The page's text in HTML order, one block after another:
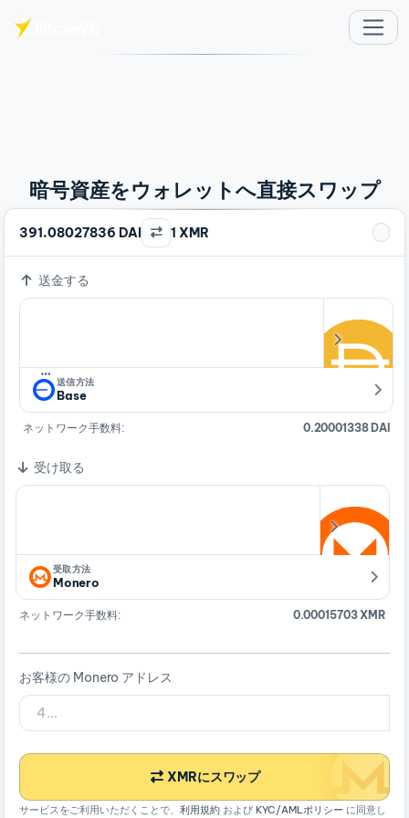
暗号資産をウォレットへ直接スワップ
391.08027836 DAI 1 XMR
送金する
…
送信方法
Base
ネットワーク手数料: 0.20001338 DAI
受け取る
受取方法
Monero
ネットワーク手数料: 0.00015703 XMR
お客様の Monero アドレス
XMRにスワップ
サービスをご利用いただくことで、 利用規約 および KYC/AMLポリシー に同意し